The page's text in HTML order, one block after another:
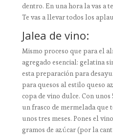
dentro. En una hora la vas a
Te vas a llevar todos los
Jalea de vino:
Mismo proceso que para el
agregado esencial: gelatina
esta preparación para
para quesos al estilo queso
copa de vino dulce. Con
un frasco de mermelada que
unos tres meses. Pones el
gramos de azúcar (por la